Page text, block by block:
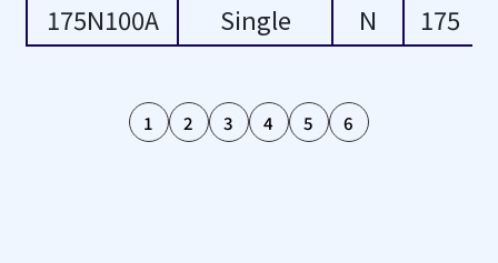
85
175N100A
Single N 175
1 2 3 4 5 6